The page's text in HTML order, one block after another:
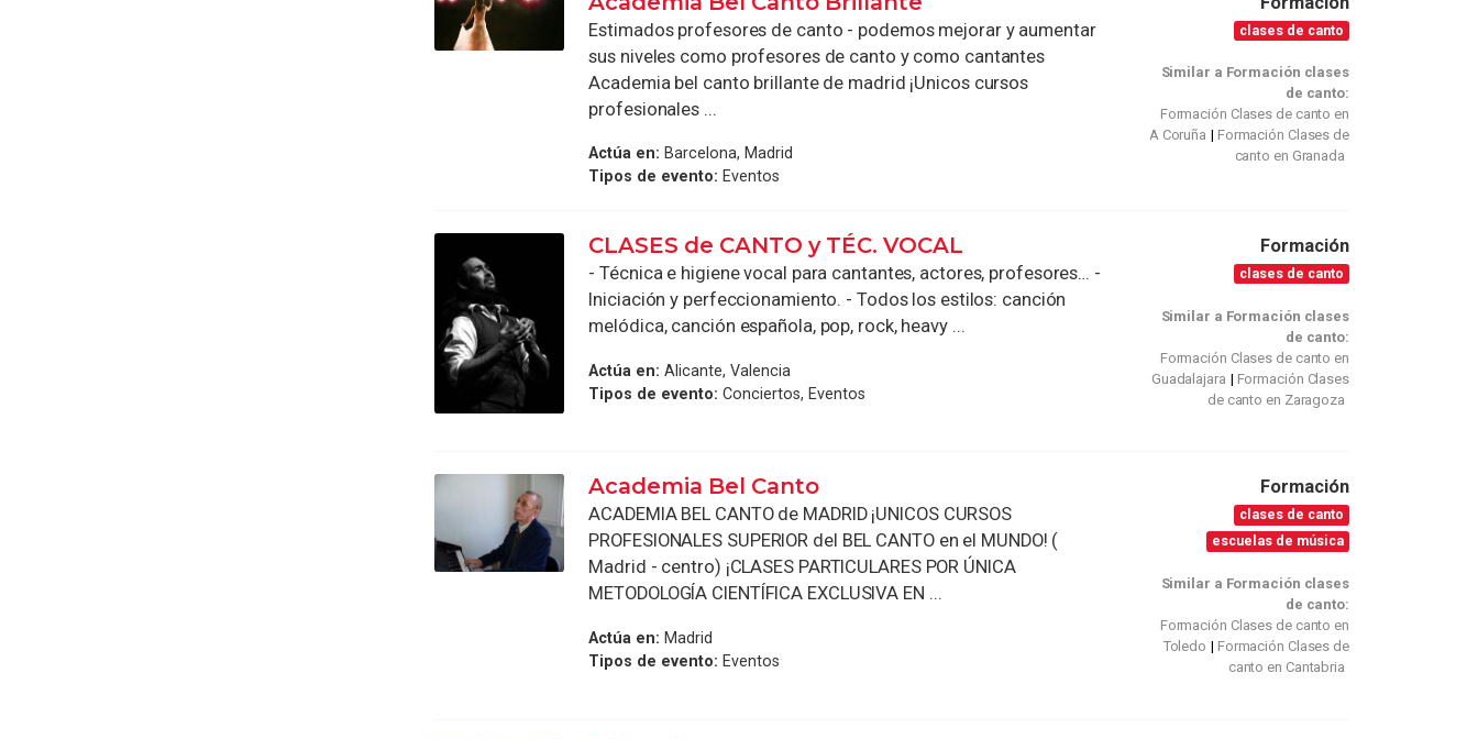
Estimados profesores de canto - podemos mejorar y aumentar
sus niveles como profesores de canto y como cantantes
Academia bel canto brillante de madrid ¡Unicos cursos
profesionales ...
Actúa en: Barcelona, Madrid
Tipos de evento: Eventos
clases de canto
Similar a Formación clases
de canto:
Formación Clases de canto en
A Coruña
Formación Clases de
canto en Granada
CLASES de CANTO y TÉC. VOCAL
- Técnica e higiene vocal para cantantes, actores, profesores… -
Iniciación y perfeccionamiento. - Todos los estilos: canción
melódica, canción española, pop, rock, heavy ...
Actúa en: Alicante, Valencia
Tipos de evento: Conciertos, Eventos
Formación
clases de canto
Similar a Formación clases
de canto:
Formación Clases de canto en
Guadalajara
Formación Clases
de canto en Zaragoza
Academia Bel Canto
ACADEMIA BEL CANTO de MADRID ¡UNICOS CURSOS
PROFESIONALES SUPERIOR del BEL CANTO en el MUNDO! (
Madrid - centro) ¡CLASES PARTICULARES POR ÚNICA
METODOLOGÍA CIENTÍFICA EXCLUSIVA EN ...
Actúa en: Madrid
Tipos de evento: Eventos
Formación
clases de canto
escuelas de música
Similar a Formación clases
de canto:
Formación Clases de canto en
Toledo
Formación Clases de
canto en Cantabria